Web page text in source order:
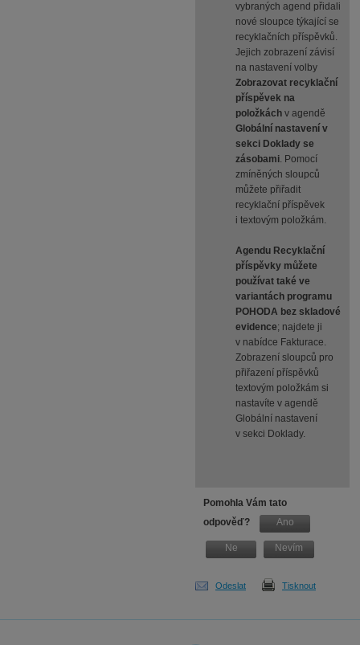
vybraných agend přidali
nové sloupce týkající se
recyklačních příspěvků.
Jejich zobrazení závisí
na nastavení volby
Zobrazovat recyklační
příspěvek na
položkách v agendě
Globální nastavení v
sekci Doklady se
zásobami. Pomocí
zmíněných sloupců
můžete přiřadit
recyklační příspěvek
i textovým položkám.
Agendu Recyklační
příspěvky můžete
používat také ve
variantách programu
POHODA bez skladové
evidence; najdete ji
v nabídce Fakturace.
Zobrazení sloupců pro
přiřazení příspěvků
textovým položkám si
nastavíte v agendě
Globální nastavení
v sekci Doklady.
Pomohla Vám tato
odpověď?
Ano
Ne Nevím
Odeslat Tisknout